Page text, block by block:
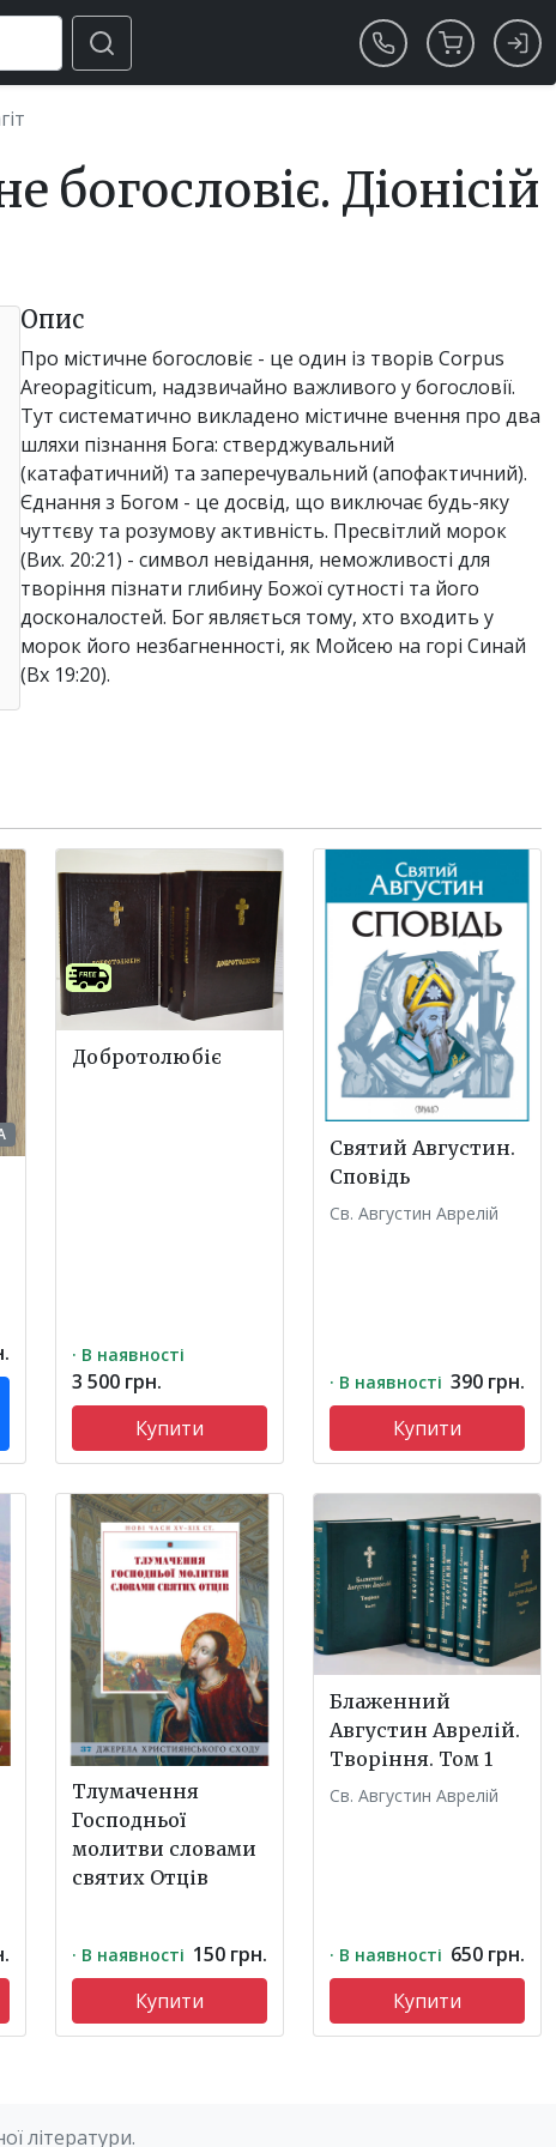
богословіє. Діонісій
Опис
Про містичне богословіє - це один із творів Corpus
Areopagiticum, надзвичайно важливого у богословії.
Тут систематично викладено містичне вчення про два
шляхи пізнання Бога: стверджувальний
(катафатичний) та заперечувальний (апофактичний).
Єднання з Богом - це досвід, що виключає будь-яку
чуттєву та розумову активність. Пресвітлий морок
(Вих. 20:21) - символ невідання, неможливості для
творіння пізнати глибину Божої сутності та його
досконалостей. Бог являється тому, хто входить у
морок його незбагненності, як Мойсею на горі Синай
(Вх 19:20).
Добротолюбіє
· В наявності
3 500 грн.
Купити
Святий Августин.
Сповідь
Св. Августин Аврелій
· В наявності 390 грн.
Купити
Тлумачення
Господньої
молитви словами
святих Отців
· В наявності 150 грн.
Купити
Блаженний
Августин Аврелій.
Творіння. Том 1
Св. Августин Аврелій
· В наявності 650 грн.
Купити
літератури.